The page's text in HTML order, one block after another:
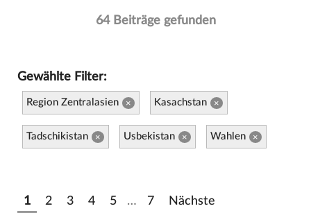
64 Beiträge gefunden
Gewählte Filter:
Region Zentralasien × Kasachstan ×
Tadschikistan × Usbekistan × Wahlen ×
1 2 3 4 5 … 7 Nächste